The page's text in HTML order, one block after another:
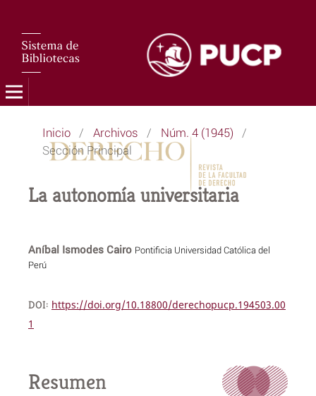
Inicio / Archivos / Núm. 4 (1945) /
Sección Principal
La autonomía universitaria
Aníbal Ismodes Cairo Pontificia Universidad Católica del
Perú
DOI: https://doi.org/10.18800/derechopucp.194503.00
1
Resumen